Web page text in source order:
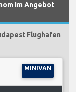
im Angebot
Flughafen
MINIVAN